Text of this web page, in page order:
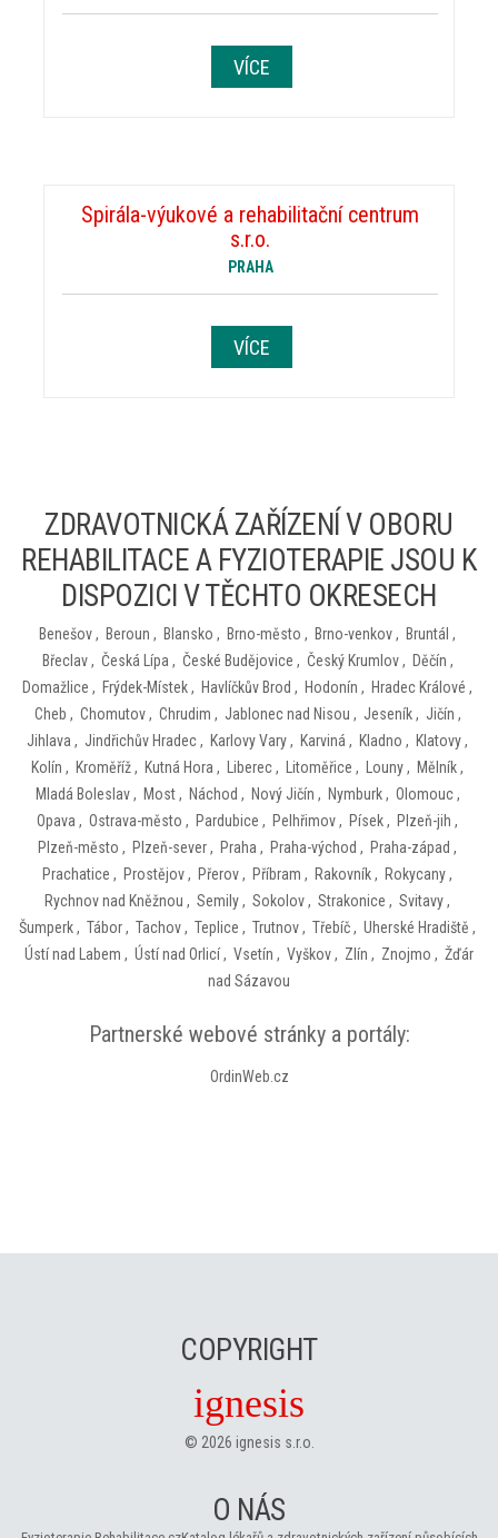
VÍCE
Spirála-výukové a rehabilitační centrum
s.r.o.
PRAHA
VÍCE
ZDRAVOTNICKÁ ZAŘÍZENÍ V OBORU
REHABILITACE A FYZIOTERAPIE JSOU K
DISPOZICI V TĚCHTO OKRESECH
Benešov, Beroun , Blansko , Brno-město , Brno-venkov, Bruntál ,
Břeclav, Česká Lípa , České Budějovice , Český Krumlov, Děčín ,
Domažlice , Frýdek-Místek, Havlíčkův Brod , Hodonín , Hradec Králové ,
Cheb , Chomutov, Chrudim , Jablonec nad Nisou , Jeseník, Jičín ,
Jihlava , Jindřichův Hradec, Karlovy Vary, Karviná , Kladno , Klatovy,
Kolín , Kroměříž, Kutná Hora , Liberec, Litoměřice , Louny, Mělník,
Mladá Boleslav, Most, Náchod , Nový Jičín , Nymburk, Olomouc,
Opava , Ostrava-město , Pardubice , Pelhřimov, Písek, Plzeň-jih ,
Plzeň-město , Plzeň-sever, Praha , Praha-východ , Praha-západ ,
Prachatice , Prostějov, Přerov, Příbram , Rakovník, Rokycany,
Rychnov nad Kněžnou , Semily, Sokolov, Strakonice , Svitavy,
Šumperk, Tábor, Tachov, Teplice , Trutnov, Třebíč, Uherské Hradiště ,
Ústí nad Labem , Ústí nad Orlicí, Vsetín , Vyškov, Zlín , Znojmo , Žďár
nad Sázavou
Partnerské webové stránky a portály:
OrdinWeb.cz
COPYRIGHT
ignesis
© 2026 ignesis s.r.o.
O NÁS